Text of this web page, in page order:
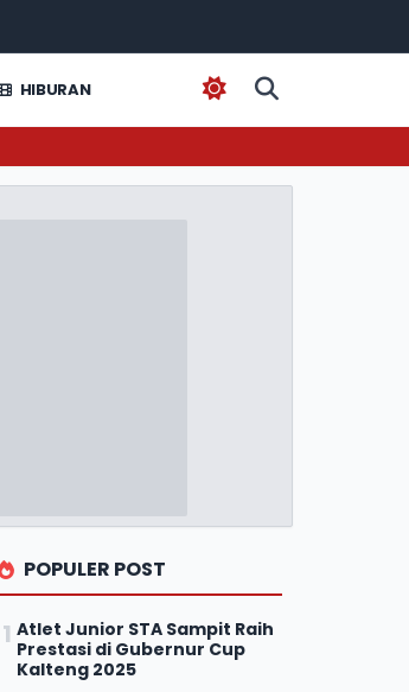
HIBURAN
POPULER POST
Atlet Junior STA Sampit Raih
Prestasi di Gubernur Cup
Kalteng 2025